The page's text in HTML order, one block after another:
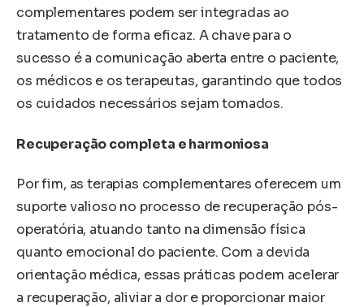
complementares podem ser integradas ao
tratamento de forma eficaz. A chave para o
sucesso é a comunicação aberta entre o paciente,
os médicos e os terapeutas, garantindo que todos
os cuidados necessários sejam tomados.
Recuperação completa e harmoniosa
Por fim, as terapias complementares oferecem um
suporte valioso no processo de recuperação pós-
operatória, atuando tanto na dimensão física
quanto emocional do paciente. Com a devida
orientação médica, essas práticas podem acelerar
a recuperação, aliviar a dor e proporcionar maior